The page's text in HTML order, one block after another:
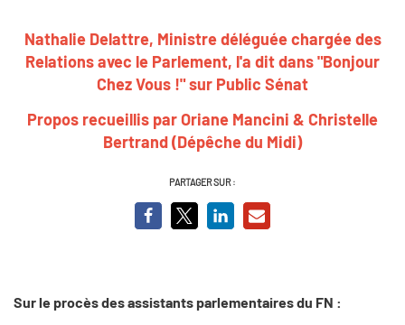
Nathalie Delattre, Ministre déléguée chargée des
Relations avec le Parlement, l'a dit dans "Bonjour
Chez Vous !" sur Public Sénat
Propos recueillis par Oriane Mancini & Christelle
Bertrand (Dépêche du Midi)
PARTAGER SUR :
Sur le procès des assistants parlementaires du FN :